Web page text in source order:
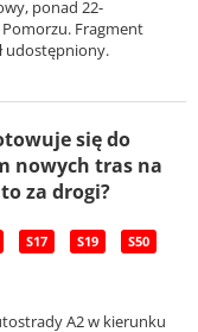
ponad 22-
Fragment
udostępniony.
się do
nowych tras na
za drogi?
S17 S19 S50
A2 w kierunku